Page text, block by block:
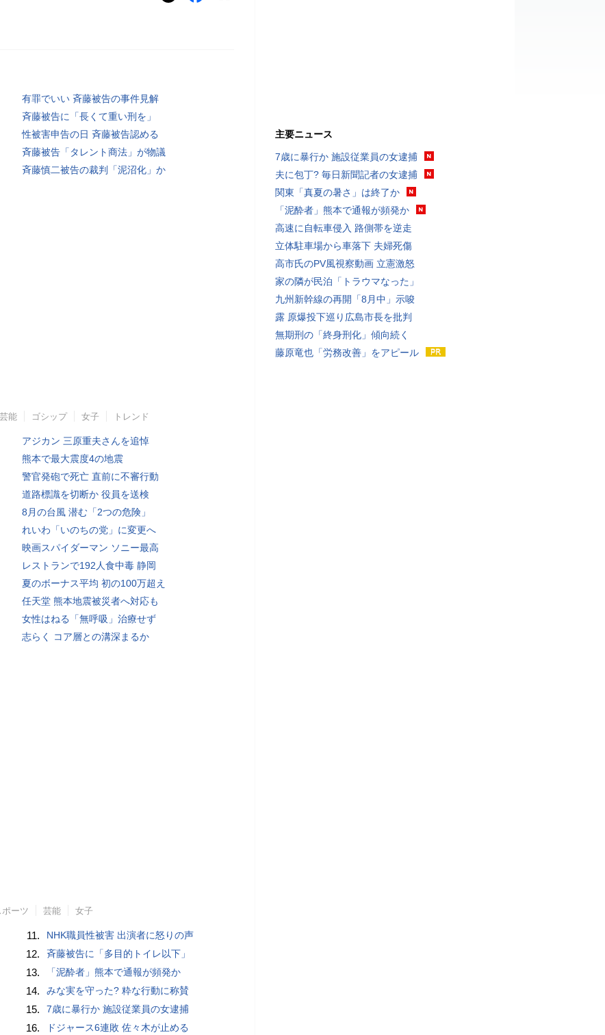
有罪でいい 斉藤被告の事件見解
斉藤被告に「長くて重い刑を」
性被害申告の日 斉藤被告認める
斉藤被告「タレント商法」が物議
斉藤慎二被告の裁判「泥沼化」か
芸能 ゴシップ 女子 トレンド
アジカン 三原重夫さんを追悼
熊本で最大震度4の地震
警官発砲で死亡 直前に不審行動
道路標識を切断か 役員を送検
8月の台風 潜む「2つの危険」
れいわ「いのちの党」に変更へ
映画スパイダーマン ソニー最高
レストランで192人食中毒 静岡
夏のボーナス平均 初の100万超え
任天堂 熊本地震被災者へ対応も
女性はねる「無呼吸」治療せず
志らく コア層との溝深まるか
ポーツ 芸能 女子
11. NHK職員性被害 出演者に怒りの声
12. 斉藤被告に「多目的トイレ以下」
13. 「泥酔者」熊本で通報が頻発か
14. みな実を守った? 粋な行動に称賛
15. 7歳に暴行か 施設従業員の女逮捕
16. ドジャース6連敗 佐々木が止める
主要ニュース
7歳に暴行か 施設従業員の女逮捕
夫に包丁? 毎日新聞記者の女逮捕
関東「真夏の暑さ」は終了か
「泥酔者」熊本で通報が頻発か
高速に自転車侵入 路側帯を逆走
立体駐車場から車落下 夫婦死傷
高市氏のPV風視察動画 立憲激怒
家の隣が民泊「トラウマなった」
九州新幹線の再開「8月中」示唆
露 原爆投下巡り広島市長を批判
無期刑の「終身刑化」傾向続く
藤原竜也「労務改善」をアピール